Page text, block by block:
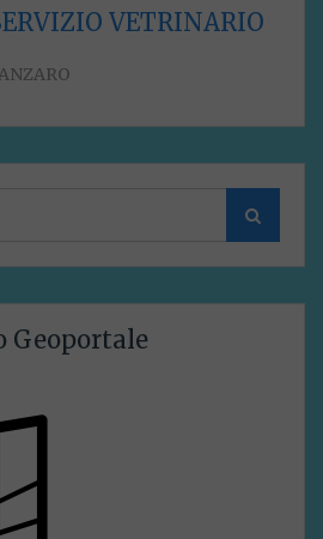
VETRINARIO
Search
Geoportale